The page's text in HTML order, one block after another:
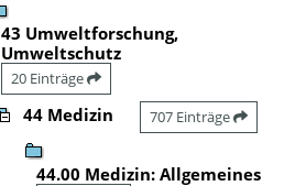
43 Umweltforschung,
Umweltschutz
20 Einträge
44 Medizin 707 Einträge
44.00 Medizin: Allgemeines